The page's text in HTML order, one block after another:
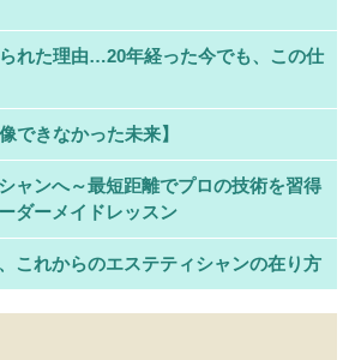
れた理由…20年経った今でも、この仕
できなかった未来】
ャンへ～最短距離でプロの技術を習得
ダーメイドレッスン
これからのエステティシャンの在り方